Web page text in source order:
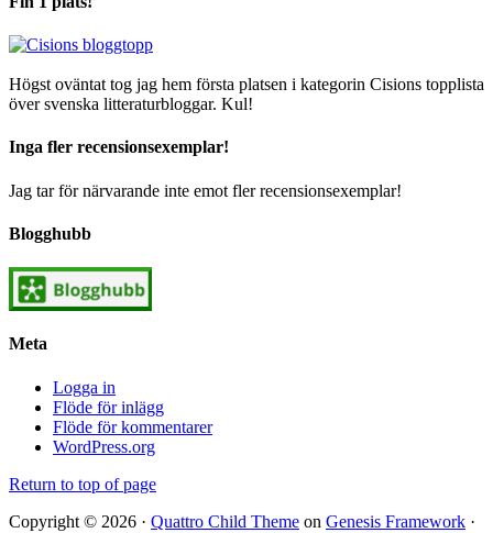
Högst oväntat tog jag hem första platsen i kategorin Cisions topplista
över svenska litteraturbloggar. Kul!
Inga fler recensionsexemplar!
Jag tar för närvarande inte emot fler recensionsexemplar!
Blogghubb
Meta
Logga in
Flöde för inlägg
Flöde för kommentarer
WordPress.org
Return to top of page
Copyright © 2026 · Quattro Child Theme on Genesis Framework ·